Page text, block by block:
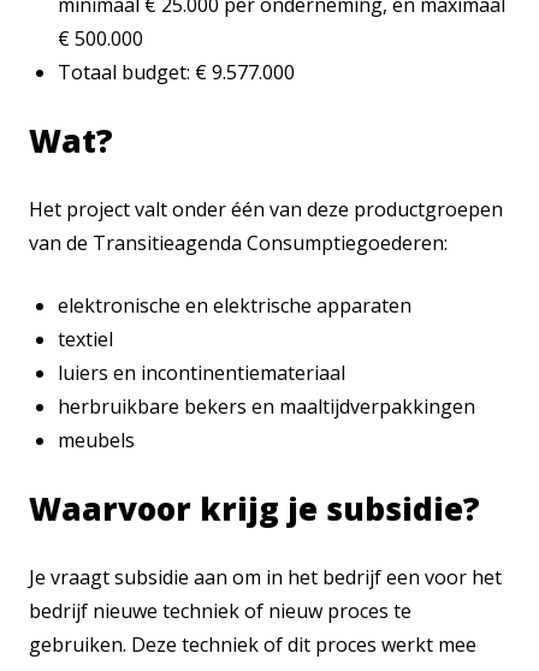
€ 500.000
Totaal budget: € 9.577.000
Wat?
Het project valt onder één van deze productgroepen
van de Transitieagenda Consumptiegoederen:
elektronische en elektrische apparaten
textiel
luiers en incontinentiemateriaal
herbruikbare bekers en maaltijdverpakkingen
meubels
Waarvoor krijg je subsidie?
Je vraagt subsidie aan om in het bedrijf een voor het
bedrijf nieuwe techniek of nieuw proces te
gebruiken. Deze techniek of dit proces werkt mee